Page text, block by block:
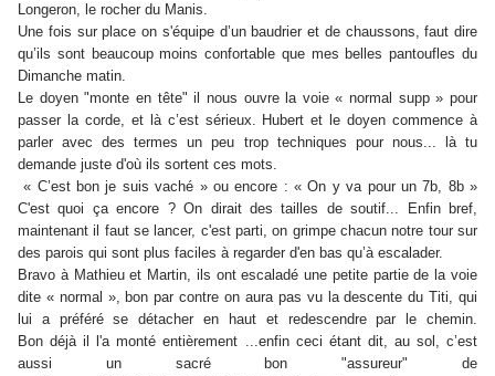
Longeron, le rocher du Manis.
Une fois sur place on s'équipe d’un baudrier et de chaussons, faut dire
qu’ils sont beaucoup moins confortable que mes belles pantoufles du
Dimanche matin.
Le doyen "monte en tête" il nous ouvre la voie « normal supp » pour
passer la corde, et là c’est sérieux. Hubert et le doyen commence à
parler avec des termes un peu trop techniques pour nous... là tu
demande juste d'où ils sortent ces mots.
« C’est bon je suis vaché » ou encore : « On y va pour un 7b, 8b »
C'est quoi ça encore ? On dirait des tailles de soutif... Enfin bref,
maintenant il faut se lancer, c'est parti, on grimpe chacun notre tour sur
des parois qui sont plus faciles à regarder d'en bas qu’à escalader.
Bravo à Mathieu et Martin, ils ont escaladé une petite partie de la voie
dite « normal », bon par contre on aura pas vu la descente du Titi, qui
lui a préféré se détacher en haut et redescendre par le chemin.
Bon déjà il l'a monté entièrement ...enfin ceci étant dit, au sol, c’est
aussi un sacré bon "assureur" de